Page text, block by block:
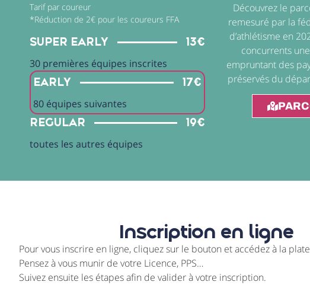
Tarif par coureur
*Réduction de 2€ pour les coureurs FFA
SUPER EARLY 13€
30 premières équipes inscrites
EARLY 17€
80 équipes suivantes
REGULAR 19€
toutes les autres équipes
Découvrez le
remesuré par la
d’athlétisme en
concurrents
empruntant des
préservés du
Inscription en ligne
Pour vous inscrire en ligne, cliquez sur le bouton et accédez à la
Pensez à vous munir de votre Licence, PPS…
Suivez ensuite les étapes afin de valider à votre inscription.